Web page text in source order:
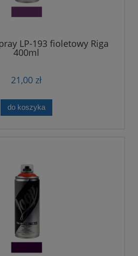
LP-193 fioletowy Riga
400ml
21,00 zł
do koszyka